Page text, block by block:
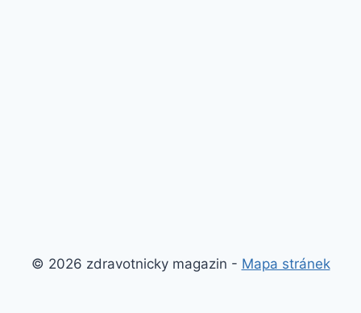
© 2026 zdravotnicky magazin - Mapa stránek